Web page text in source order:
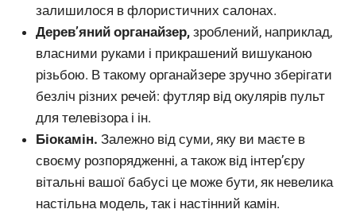
залишилося в флористичних салонах.
Дерев’яний органайзер, зроблений, наприклад,
власними руками і прикрашений вишуканою
різьбою. В такому органайзере зручно зберігати
безліч різних речей: футляр від окулярів пульт
для телевізора і ін.
Біокамін. Залежно від суми, яку ви маєте в
своєму розпорядженні, а також від інтер’єру
вітальні вашої бабусі це може бути, як невелика
настільна модель, так і настінний камін.